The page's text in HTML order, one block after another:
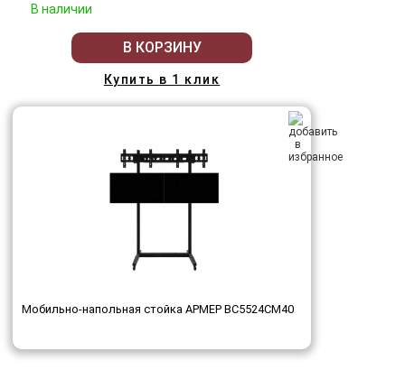
В наличии
В КОРЗИНУ
Купить в 1 клик
Мобильно-напольная стойка АРМЕР ВС5524СМ40